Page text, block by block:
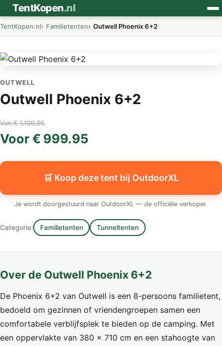
TentKopen.nl
TentKopen.nl Familietenten Outwell Phoenix 6+2
OUTWELL
Outwell Phoenix 6+2
Van € 1.109,95
Voor € 999.95
🛒 Koop deze tent bij OutdoorXL
Je wordt doorgestuurd naar OutdoorXL — de officiële verkoper.
Categorie: Familietenten Tunneltenten
Over de Outwell Phoenix 6+2
De Phoenix 6+2 van Outwell is een 8-persoons familietent,
bedoeld om gezinnen of vriendengroepen samen een
comfortabele verblijfsplek te bieden op de camping. Met
een oppervlakte van 380 x 710 cm en een stahoogte van